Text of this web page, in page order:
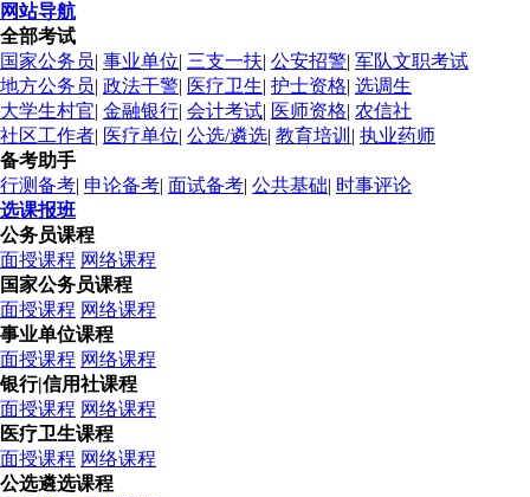
网站导航
全部考试
国家公务员| 事业单位| 三支一扶| 公安招警| 军队文职考试
地方公务员| 政法干警| 医疗卫生| 护士资格| 选调生
大学生村官| 金融银行| 会计考试| 医师资格| 农信社
社区工作者| 医疗单位| 公选/遴选| 教育培训 | 执业药师
备考助手
行测备考| 申论备考| 面试备考| 公共基础| 时事评论
选课报班
公务员课程
面授课程 网络课程
国家公务员课程
面授课程 网络课程
事业单位课程
面授课程 网络课程
银行|信用社课程
面授课程 网络课程
医疗卫生课程
面授课程 网络课程
公选遴选课程